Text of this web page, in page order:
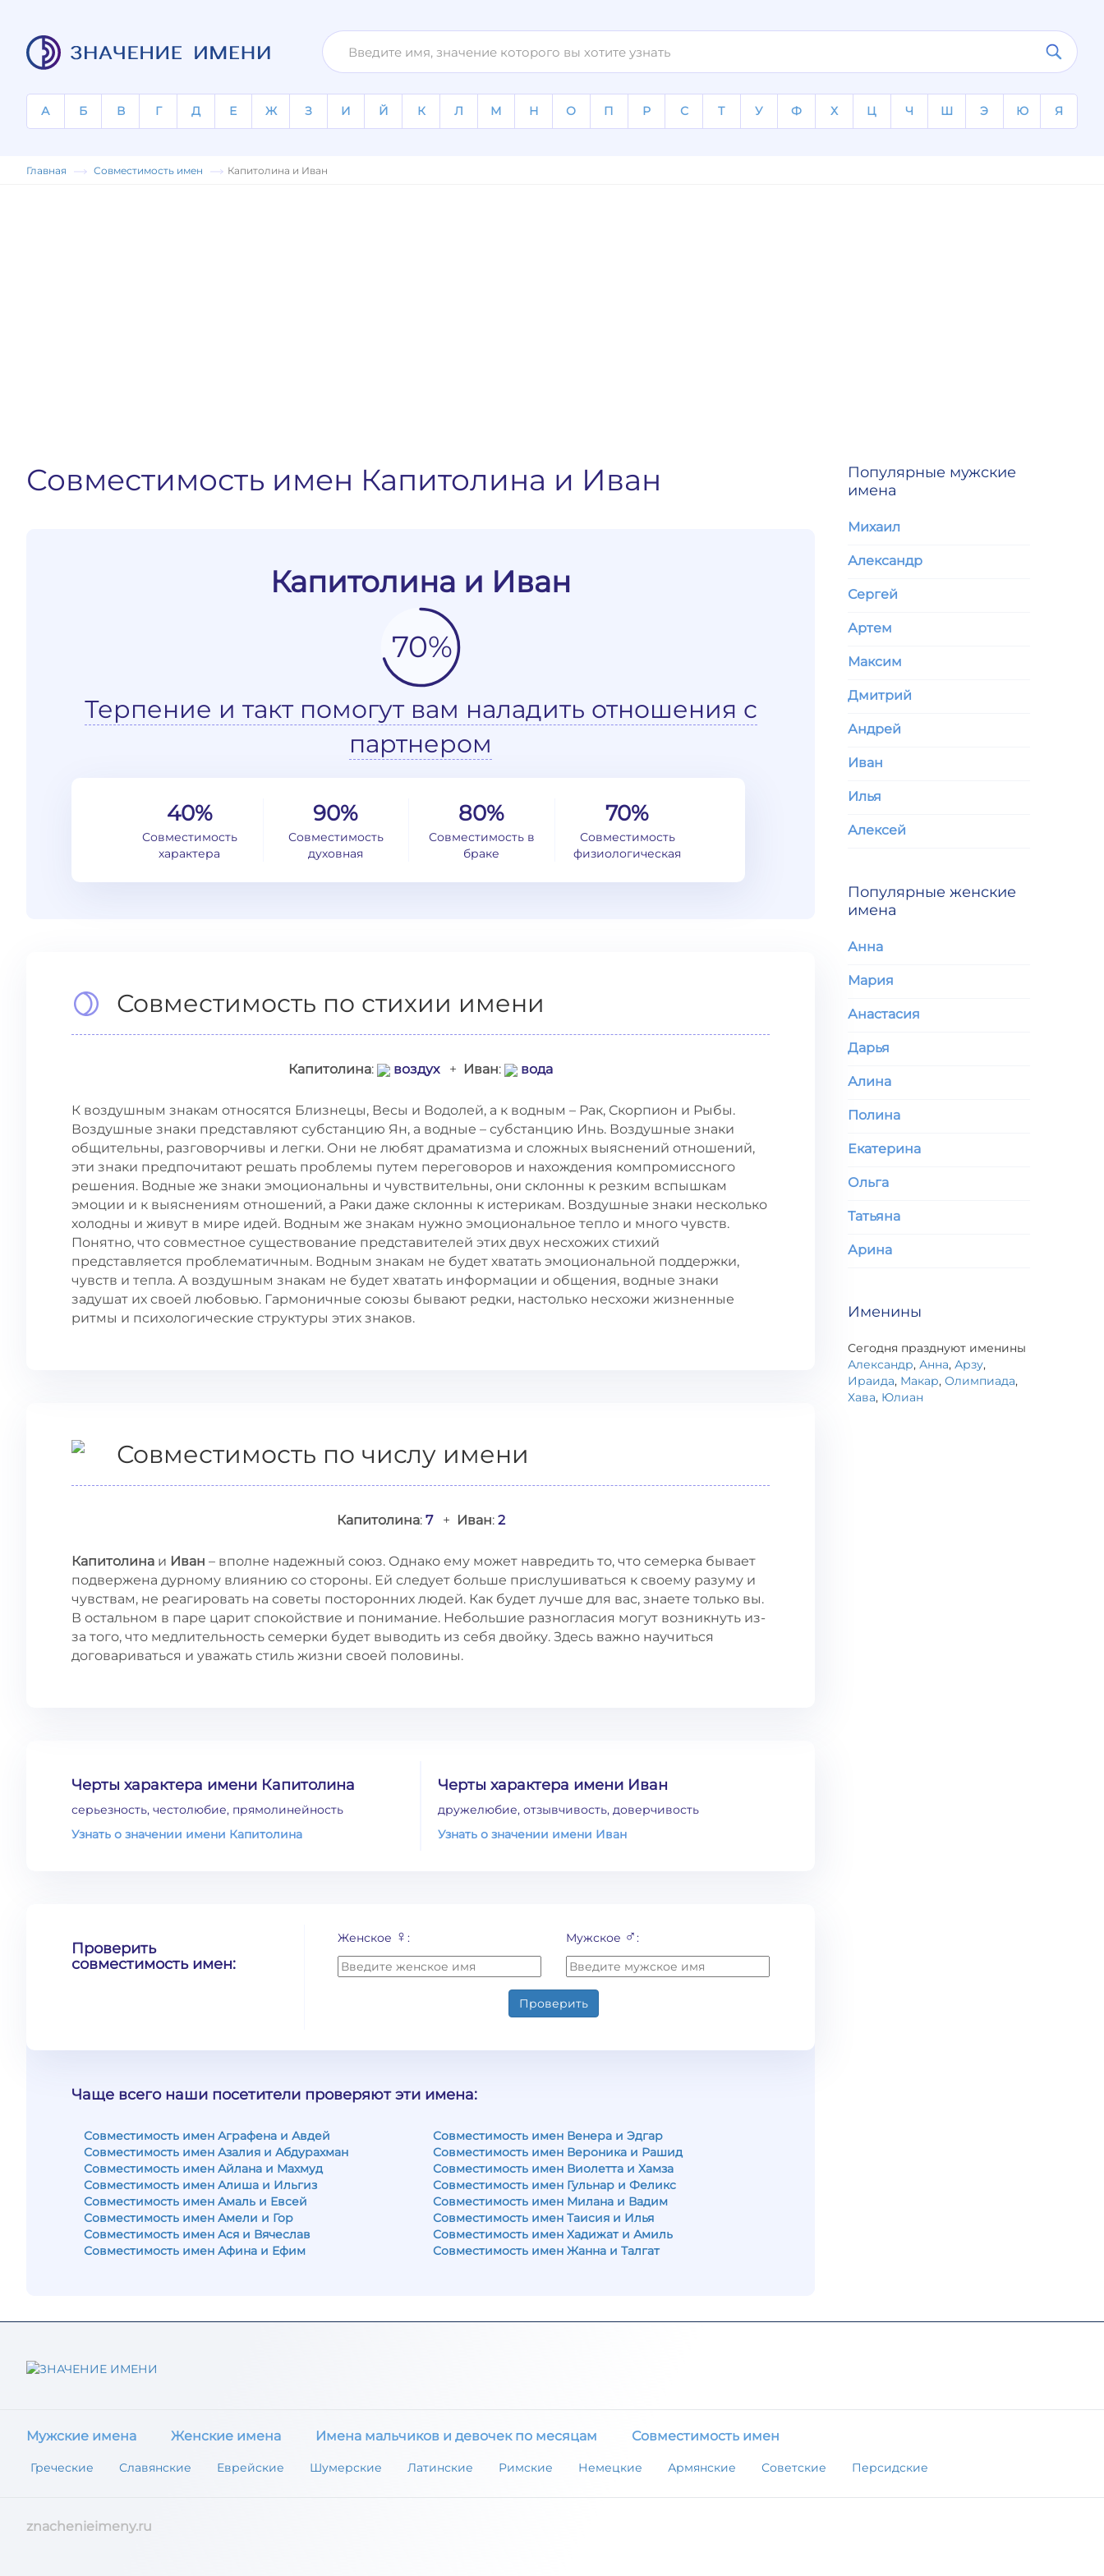
А Б В Г Д Е Ж З И Й К Л М Н О П Р С Т У Ф Х Ц Ч Ш Э Ю Я
Главная Совместимость имен Капитолина и Иван
Совместимость имен Капитолина и Иван
Капитолина и Иван
70%
Терпение и такт помогут вам наладить отношения с
партнером
40%
Совместимость
характера
90%
Совместимость
духовная
80%
Совместимость в
браке
70%
Совместимость
физиологическая
Совместимость по стихии имени
Капитолина: воздух+ Иван: вода
К воздушным знакам относятся Близнецы, Весы и Водолей, а к водным – Рак, Скорпион и Рыбы.
Воздушные знаки представляют субстанцию Ян, а водные – субстанцию Инь. Воздушные знаки
общительны, разговорчивы и легки. Они не любят драматизма и сложных выяснений отношений,
эти знаки предпочитают решать проблемы путем переговоров и нахождения компромиссного
решения. Водные же знаки эмоциональны и чувствительны, они склонны к резким вспышкам
эмоции и к выяснениям отношений, а Раки даже склонны к истерикам. Воздушные знаки несколько
холодны и живут в мире идей. Водным же знакам нужно эмоциональное тепло и много чувств.
Понятно, что совместное существование представителей этих двух несхожих стихий
представляется проблематичным. Водным знакам не будет хватать эмоциональной поддержки,
чувств и тепла. А воздушным знакам не будет хватать информации и общения, водные знаки
задушат их своей любовью. Гармоничные союзы бывают редки, настолько несхожи жизненные
ритмы и психологические структуры этих знаков.
Совместимость по числу имени
Капитолина: 7+ Иван: 2
Капитолина и Иван – вполне надежный союз. Однако ему может навредить то, что семерка бывает
подвержена дурному влиянию со стороны. Ей следует больше прислушиваться к своему разуму и
чувствам, не реагировать на советы посторонних людей. Как будет лучше для вас, знаете только вы.
В остальном в паре царит спокойствие и понимание. Небольшие разногласия могут возникнуть из-
за того, что медлительность семерки будет выводить из себя двойку. Здесь важно научиться
договариваться и уважать стиль жизни своей половины.
Черты характера имени Капитолина
серьезность, честолюбие, прямолинейность
Узнать о значении имени Капитолина
Черты характера имени Иван
дружелюбие, отзывчивость, доверчивость
Узнать о значении имени Иван
Проверить
совместимость имен:
Женское ♀: Мужское ♂:
Проверить
Чаще всего наши посетители проверяют эти имена:
Совместимость имен Аграфена и Авдей
Совместимость имен Азалия и Абдурахман
Совместимость имен Айлана и Махмуд
Совместимость имен Алиша и Ильгиз
Совместимость имен Амаль и Евсей
Совместимость имен Амели и Гор
Совместимость имен Ася и Вячеслав
Совместимость имен Афина и Ефим
Совместимость имен Венера и Эдгар
Совместимость имен Вероника и Рашид
Совместимость имен Виолетта и Хамза
Совместимость имен Гульнар и Феликс
Совместимость имен Милана и Вадим
Совместимость имен Таисия и Илья
Совместимость имен Хадижат и Амиль
Совместимость имен Жанна и Талгат
Популярные мужские
имена
Михаил
Александр
Сергей
Артем
Максим
Дмитрий
Андрей
Иван
Илья
Алексей
Популярные женские
имена
Анна
Мария
Анастасия
Дарья
Алина
Полина
Екатерина
Ольга
Татьяна
Арина
Именины
Сегодня празднуют именины
Александр, Анна, Арзу,
Ираида, Макар, Олимпиада,
Хава, Юлиан
Мужские имена Женские имена Имена мальчиков и девочек по месяцам Совместимость имен
Греческие Славянские Еврейские Шумерские Латинские Римские Немецкие Армянские Советские Персидские
znachenieimeny.ru